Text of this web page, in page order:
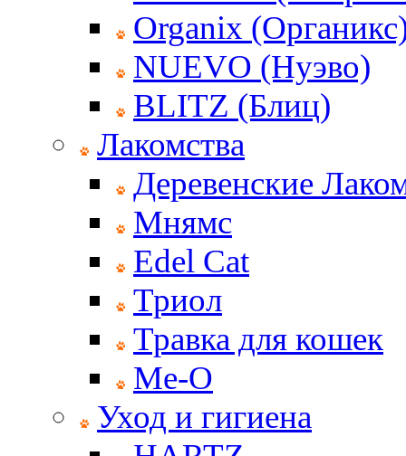
Organix
NUEVO (Нуэво)
BLITZ (Блиц)
Лакомства
Деревенские
Мнямс
Edel Cat
Триол
Травка для кошек
Ме-О
Уход и гигиена